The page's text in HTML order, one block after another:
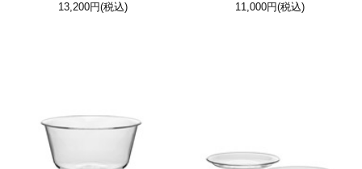
13,200円(税込)
11,000円(税込)